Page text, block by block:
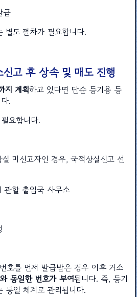
급
도 절차가 필요합니다.
고 후 상속 및 매도 진행
지 계획하고 있다면 단순 등기용 등
.
요합니다.
미신고자인 경우, 국적상실신고 선
할 출입국 사무소
호를 먼저 발급받은 경우 이후 거소
동일한 번호가 부여됩니다. 즉, 등기
동일 체계로 관리됩니다.